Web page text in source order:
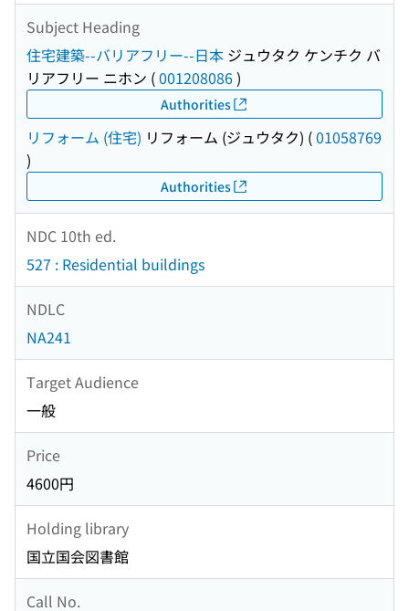
Subject Heading
住宅建築--バリアフリー--日本 ジュウタク ケンチク バ
リアフリー ニホン (001208086)
Authorities
リフォーム (住宅) リフォーム (ジュウタク) (01058769
)
Authorities
NDC 10th ed.
527 : Residential buildings
NDLC
NA241
Target Audience
一般
Price
4600円
Holding library
国立国会図書館
Call No.